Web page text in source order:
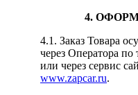
4.
4.1. Заказ Товара
через Оператора
или через сервис
www.zapcar.ru.